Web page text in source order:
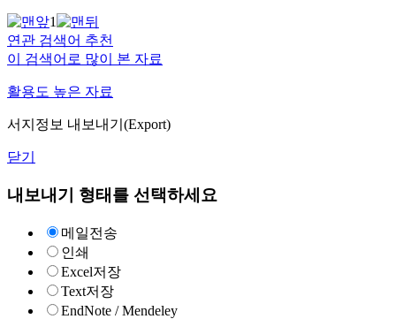
1
연관 검색어 추천
이 검색어로 많이 본 자료
활용도 높은 자료
서지정보 내보내기(Export)
닫기
내보내기 형태를 선택하세요
메일전송
인쇄
Excel저장
Text저장
EndNote / Mendeley